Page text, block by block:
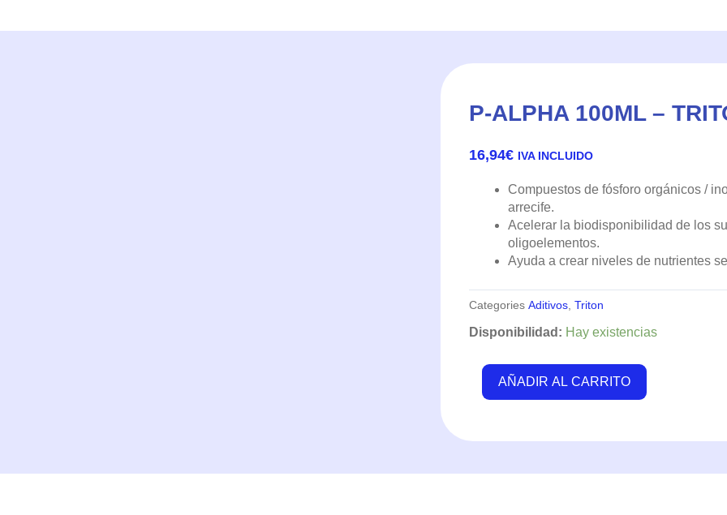
P-ALPHA 100ML –
16,94€ IVA INCLUIDO
Compuestos de fósforo orgánicos /
arrecife.
Acelerar la biodisponibilidad de los
oligoelementos.
Ayuda a crear niveles de nutrientes
Categories Aditivos Triton
Disponibilidad: Hay existencias
P-
100ml
Triton
AÑADIR AL CARRITO